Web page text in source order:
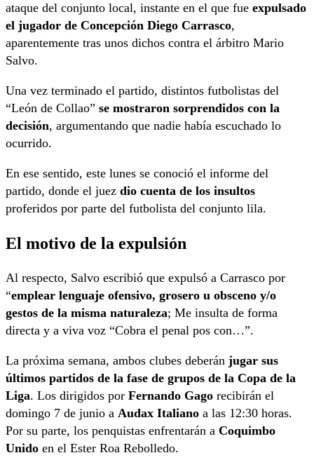
ataque del conjunto local, instante en el que fue expulsado
el jugador de Concepción Diego Carrasco,
aparentemente tras unos dichos contra el árbitro Mario
Salvo.
Una vez terminado el partido, distintos futbolistas del
“León de Collao” se mostraron sorprendidos con la
decisión, argumentando que nadie había escuchado lo
ocurrido.
En ese sentido, este lunes se conoció el informe del
partido, donde el juez dio cuenta de los insultos
proferidos por parte del futbolista del conjunto lila.
El motivo de la expulsión
Al respecto, Salvo escribió que expulsó a Carrasco por
“emplear lenguaje ofensivo, grosero u obsceno y/o
gestos de la misma naturaleza; Me insulta de forma
directa y a viva voz “Cobra el penal pos con…”.
La próxima semana, ambos clubes deberán jugar sus
últimos partidos de la fase de grupos de la Copa de la
Liga. Los dirigidos por Fernando Gago recibirán el
domingo 7 de junio a Audax Italiano a las 12:30 horas.
Por su parte, los penquistas enfrentarán a Coquimbo
Unido en el Ester Roa Rebolledo.